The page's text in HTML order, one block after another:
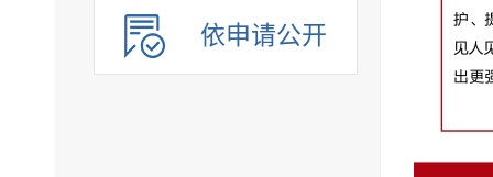
依申请公开